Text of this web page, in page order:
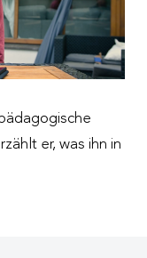
er, was ihn in